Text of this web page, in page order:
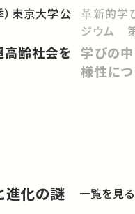
東京大学公
高齢社会を
革新的学
ジウム
学びの中
様性に
進化の謎 一覧を見る